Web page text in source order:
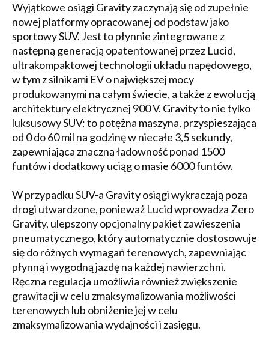
Wyjątkowe osiągi Gravity zaczynają się od zupełnie
nowej platformy opracowanej od podstaw jako
sportowy SUV. Jest to płynnie zintegrowane z
następną generacją opatentowanej przez Lucid,
ultrakompaktowej technologii układu napędowego,
w tym z silnikami EV o największej mocy
produkowanymi na całym świecie, a także z ewolucją
architektury elektrycznej 900 V. Gravity to nie tylko
luksusowy SUV; to potężna maszyna, przyspieszająca
od 0 do 60 mil na godzinę w niecałe 3,5 sekundy,
zapewniająca znaczną ładowność ponad 1500
funtów i dodatkowy uciąg o masie 6000 funtów.
W przypadku SUV-a Gravity osiągi wykraczają poza
drogi utwardzone, ponieważ Lucid wprowadza Zero
Gravity, ulepszony opcjonalny pakiet zawieszenia
pneumatycznego, który automatycznie dostosowuje
się do różnych wymagań terenowych, zapewniając
płynną i wygodną jazdę na każdej nawierzchni.
Ręczna regulacja umożliwia również zwiększenie
grawitacji w celu zmaksymalizowania możliwości
terenowych lub obniżenie jej w celu
zmaksymalizowania wydajności i zasięgu.